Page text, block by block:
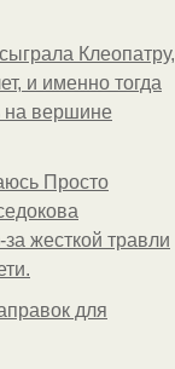
Клеопатру,
и именно тогда
на вершине
Просто
жесткой травли
для